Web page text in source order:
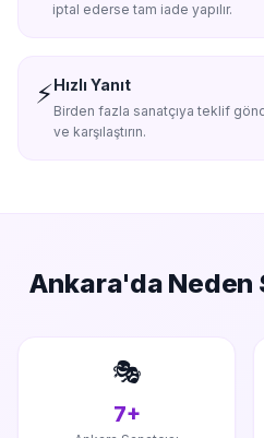
iptal ederse tam iade yapılır.
⚡Hızlı Yanıt
Birden fazla sanatçıya teklif
ve karşılaştırın.
Ankara'da Neden
🎭
7+